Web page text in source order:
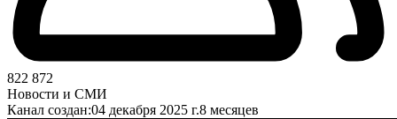
822 872
Новости и СМИ
Канал создан:04 декабря 2025 г.8 месяцев